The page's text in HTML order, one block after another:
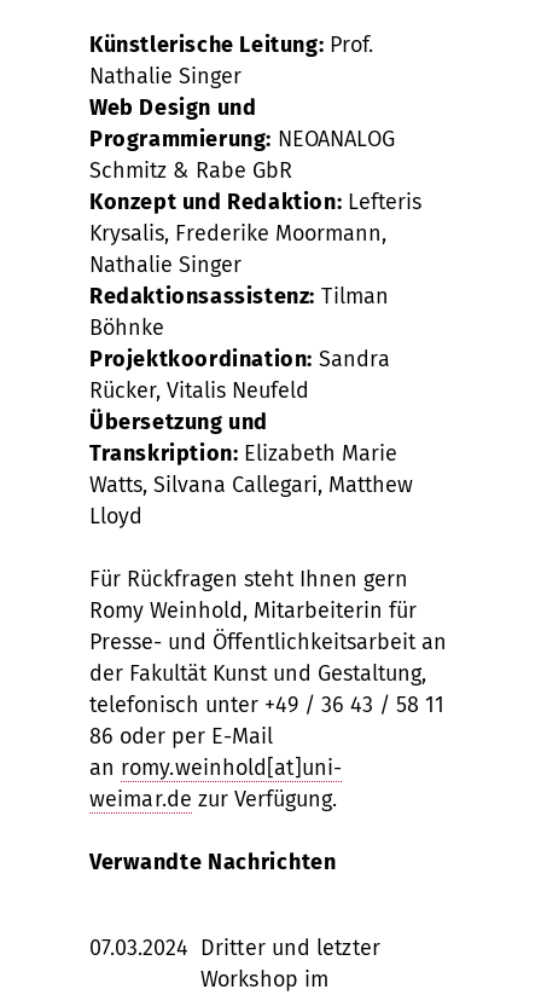
Künstlerische Leitung: Prof.
Nathalie Singer
Web Design und
Programmierung: NEOANALOG
Schmitz & Rabe GbR
Konzept und Redaktion: Lefteris
Krysalis, Frederike Moormann,
Nathalie Singer
Redaktionsassistenz: Tilman
Böhnke
Projektkoordination: Sandra
Rücker, Vitalis Neufeld
Übersetzung und
Transkription: Elizabeth Marie
Watts, Silvana Callegari, Matthew
Lloyd
Für Rückfragen steht Ihnen gern
Romy Weinhold, Mitarbeiterin für
Presse- und Öffentlichkeitsarbeit an
der Fakultät Kunst und Gestaltung,
telefonisch unter +49 / 36 43 / 58 11
86 oder per E-Mail
an romy.weinhold[at]uni-
weimar.de zur Verfügung.
Verwandte Nachrichten
07.03.2024 Dritter und letzter
Workshop im